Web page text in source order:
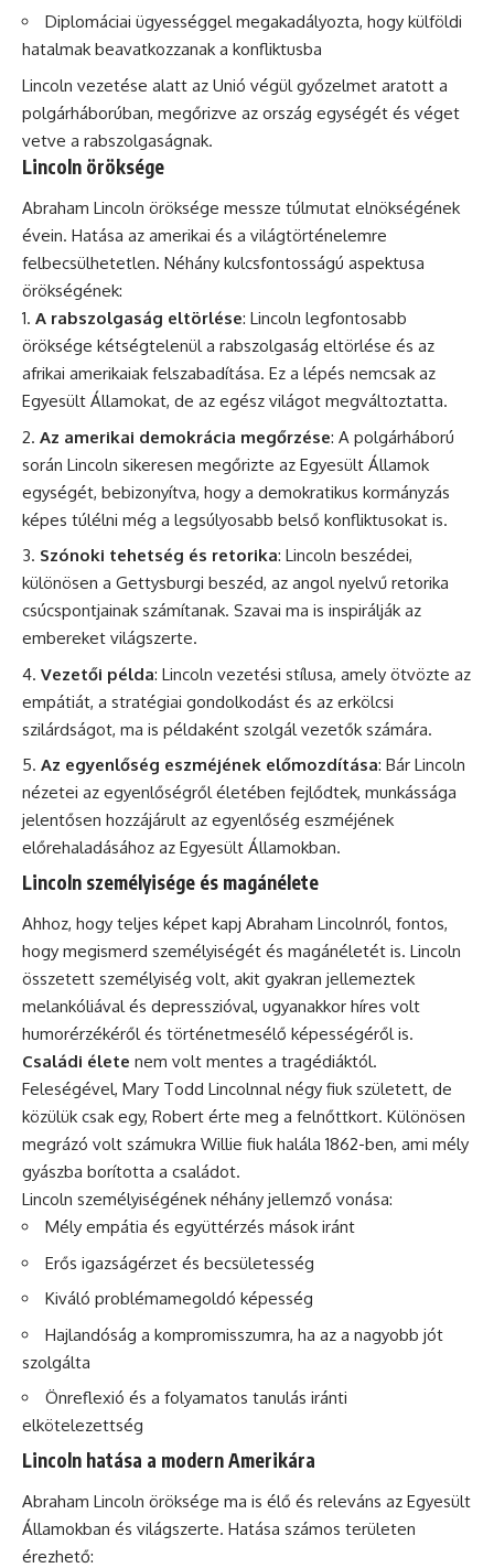
Diplomáciai ügyességgel megakadályozta, hogy külföldi
hatalmak beavatkozzanak a konfliktusba
Lincoln vezetése alatt az Unió végül győzelmet aratott a
polgárháborúban, megőrizve az ország egységét és véget
vetve a rabszolgaságnak.
Lincoln öröksége
Abraham Lincoln öröksége messze túlmutat elnökségének
évein. Hatása az amerikai és a világtörténelemre
felbecsülhetetlen. Néhány kulcsfontosságú aspektusa
örökségének:
A rabszolgaság eltörlése: Lincoln legfontosabb
öröksége kétségtelenül a rabszolgaság eltörlése és az
afrikai amerikaiak felszabadítása. Ez a lépés nemcsak az
Egyesült Államokat, de az egész világot megváltoztatta.
Az amerikai demokrácia megőrzése: A polgárháború
során Lincoln sikeresen megőrizte az Egyesült Államok
egységét, bebizonyítva, hogy a demokratikus kormányzás
képes túlélni még a legsúlyosabb belső konfliktusokat is.
Szónoki tehetség és retorika: Lincoln beszédei,
különösen a Gettysburgi beszéd, az angol nyelvű retorika
csúcspontjainak számítanak. Szavai ma is inspirálják az
embereket világszerte.
Vezetői példa: Lincoln vezetési stílusa, amely ötvözte az
empátiát, a stratégiai gondolkodást és az erkölcsi
szilárdságot, ma is példaként szolgál vezetők számára.
Az egyenlőség eszméjének előmozdítása: Bár Lincoln
nézetei az egyenlőségről életében fejlődtek, munkássága
jelentősen hozzájárult az egyenlőség eszméjének
előrehaladásához az Egyesült Államokban.
Lincoln személyisége és magánélete
Ahhoz, hogy teljes képet kapj Abraham Lincolnról, fontos,
hogy megismerd személyiségét és magánéletét is. Lincoln
összetett személyiség volt, akit gyakran jellemeztek
melankóliával és depresszióval, ugyanakkor híres volt
humorérzékéről és történetmesélő képességéről is.
Családi élete nem volt mentes a tragédiáktól.
Feleségével, Mary Todd Lincolnnal négy fiuk született, de
közülük csak egy, Robert érte meg a felnőttkort. Különösen
megrázó volt számukra Willie fiuk halála 1862-ben, ami mély
gyászba borította a családot.
Lincoln személyiségének néhány jellemző vonása:
Mély empátia és együttérzés mások iránt
Erős igazságérzet és becsületesség
Kiváló problémamegoldó képesség
Hajlandóság a kompromisszumra, ha az a nagyobb jót
szolgálta
Önreflexió és a folyamatos tanulás iránti
elkötelezettség
Lincoln hatása a modern Amerikára
Abraham Lincoln öröksége ma is élő és releváns az Egyesült
Államokban és világszerte. Hatása számos területen
érezhető: